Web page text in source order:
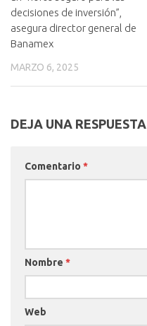
decisiones de inversión”,
asegura director general de
Banamex
MARZO 6, 2025
DEJA UNA RESPUESTA
Comentario *
Nombre *
Web